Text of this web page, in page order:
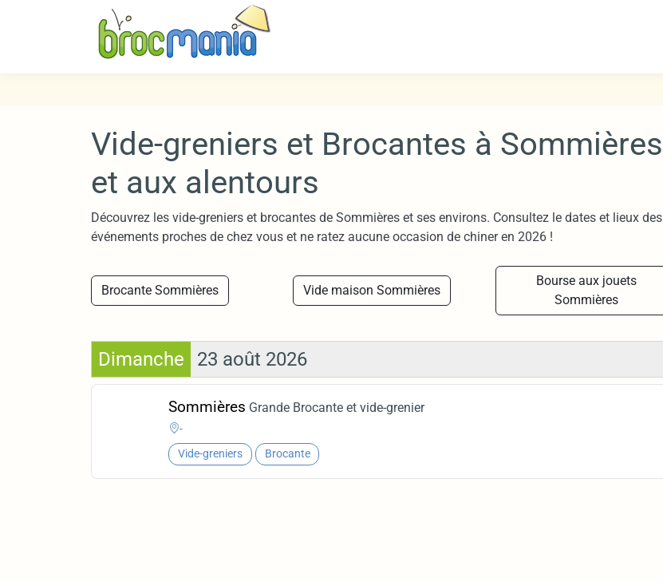
Vide-greniers et Brocantes à Sommières
et aux alentours
Découvrez les vide-greniers et brocantes de Sommières et ses environs. Consultez le dates et lieux des
événements proches de chez vous et ne ratez aucune occasion de chiner en 2026 !
Brocante Sommières Vide maison Sommières
Bourse aux jouets
Sommières
Dimanche 23 août 2026
Sommières Grande Brocante et vide-grenier
-
Vide-greniers Brocante